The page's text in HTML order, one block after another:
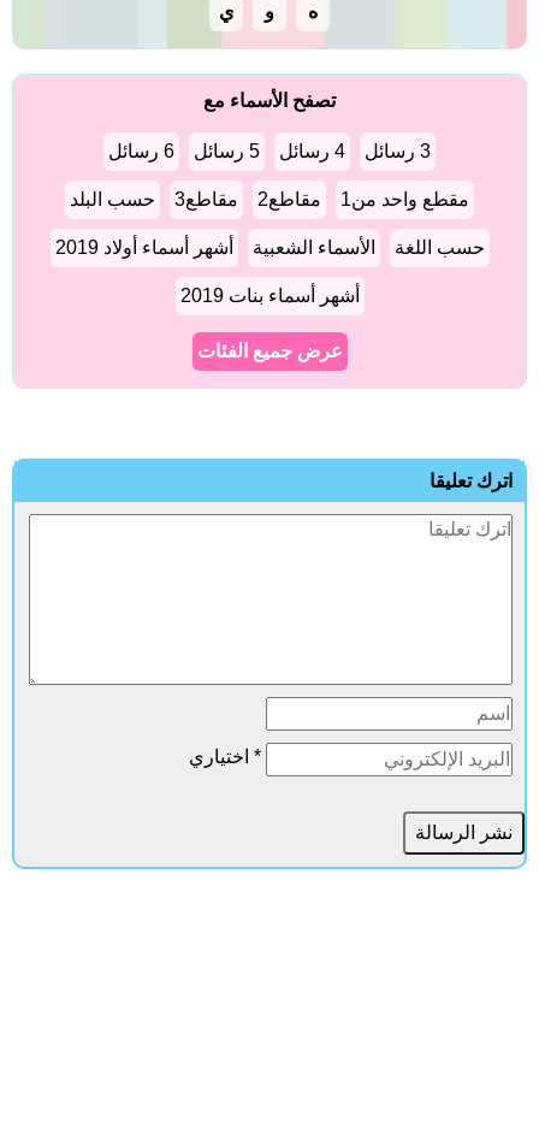
ه و ي
تصفح الأسماء مع
3 رسائل 4 رسائل 5 رسائل 6 رسائل
مقطع واحد من1 مقاطع2 مقاطع3 حسب البلد
حسب اللغة الأسماء الشعبية أشهر أسماء أولاد 2019
أشهر أسماء بنات 2019
عرض جميع الفئات
اترك تعليقا
* اختياري